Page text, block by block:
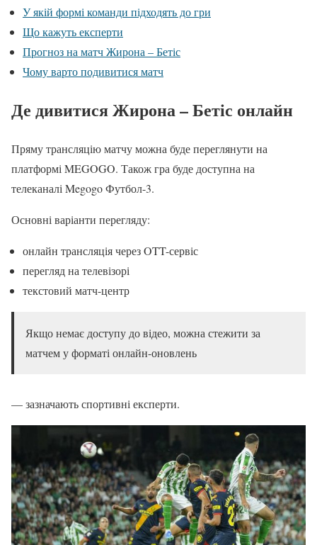
У якій формі команди підходять до гри
Що кажуть експерти
Прогноз на матч Жирона – Бетіс
Чому варто подивитися матч
Де дивитися Жирона – Бетіс онлайн
Пряму трансляцію матчу можна буде переглянути на
платформі MEGOGO. Також гра буде доступна на
телеканалі Megogo Футбол-3.
Основні варіанти перегляду:
онлайн трансляція через OTT-сервіс
перегляд на телевізорі
текстовий матч-центр
Якщо немає доступу до відео, можна стежити за
матчем у форматі онлайн-оновлень
— зазначають спортивні експерти.